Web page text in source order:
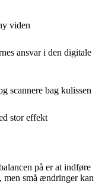
viden
ansvar i den digitale
scannere bag kulissen
stor effekt
på er at indføre
men små ændringer kan